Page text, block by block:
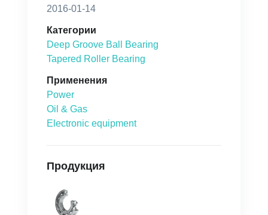
2016-01-14
Категории
Deep Groove Ball Bearing
Tapered Roller Bearing
Применения
Power
Oil & Gas
Electronic equipment
Продукция